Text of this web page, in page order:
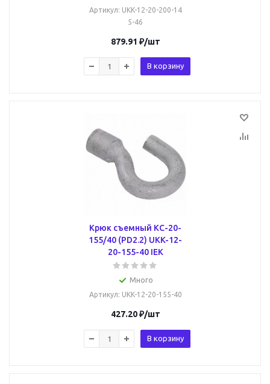
Артикул: UKK-12-20-200-14
5-46
879.91 ₽/шт
В корзину
Крюк съемный КС-20-
155/40 (PD2.2) UKK-12-
20-155-40 IEK
Много
Артикул: UKK-12-20-155-40
427.20₽/шт
В корзину